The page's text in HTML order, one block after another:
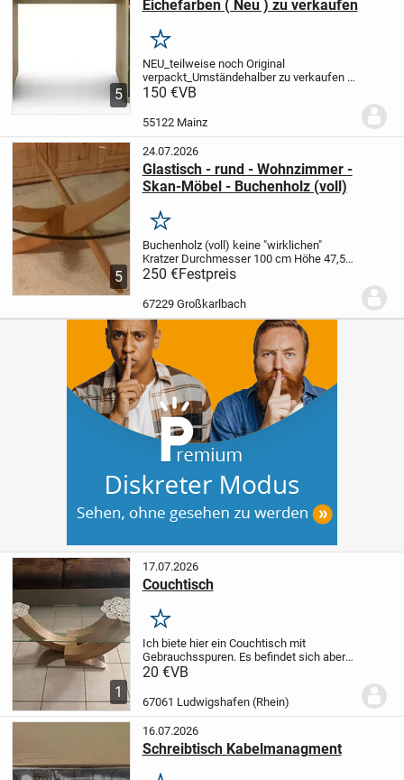
5
Eichefarben ( Neu ) zu verkaufen
Merken
NEU_teilweise noch Original
verpackt_Umständehalber zu verkaufen 1
Macke an der Tischplatte (siehe Bild)
Holzqualität: Nachbildung
Flachpressplatte...
150 €VB
55122 Mainz
5
24.07.2026
Glastisch - rund - Wohnzimmer -
Skan-Möbel - Buchenholz (voll)
Merken
Buchenholz (voll) keine "wirklichen"
KratzerDurchmesser 100 cmHöhe 47,5
cmGlasdicke: 1,5 cm
mit und ohne Blitz aufgenommen, daher
die unterschiedlichen Erscheinungen.
250 €Festpreis
67229 Großkarlbach
1
17.07.2026
Couchtisch
Merken
Ich biete hier ein Couchtisch mit
Gebrauchsspuren. Es befindet sich aber
in einem guten gebrauchten Zustand. Bei
Ludwigshafen Süd.
20 €VB
67061 Ludwigshafen (Rhein)
16.07.2026
Schreibtisch Kabelmanagment